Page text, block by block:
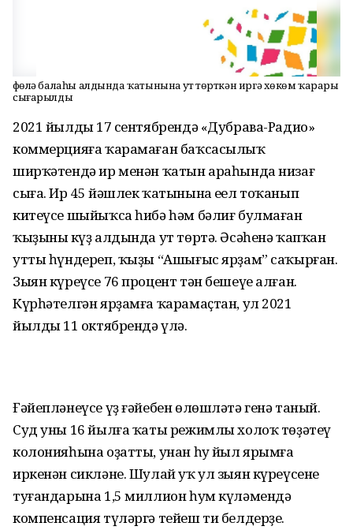
Өфөлә балаһы алдында ҡатынына ут төрткән иргә хөкөм ҡарары
сығарылды
2021 йылдың 17 сентябрендә «Дубрава-Радио»
коммерцияға ҡарамаған баҡсасылыҡ
ширҡәтендә ир менән ҡатын араһында низағ
сыға. Ир 45 йәшлек ҡатынына еңел тоҡанып
китеүсе шыйыҡса һибә һәм бәлиғ булмаған
ҡыҙының күҙ алдында ут төртә. Әсәһенә ҡапҡан
утты һүндереп, ҡыҙы “Ашығыс ярҙам” саҡырған.
Зыян күреүсе 76 процент тән бешеүе алған.
Күрһәтелгән ярҙамға ҡарамаҫтан, ул 2021
йылдың 11 октябрендә үлә.
Ғәйепләнеүсе үҙ ғәйебен өлөшләтә генә таный.
Суд уны 16 йылға ҡаты режимлы холоҡ төҙәтеү
колонияһына оҙатты, унан һуң йыл ярымға
иркенән сикләне. Шулай уҡ ул зыян күреүсенең
туғандарына 1,5 миллион һум күләмендә
компенсация түләргә тейеш ти белдерҙе.